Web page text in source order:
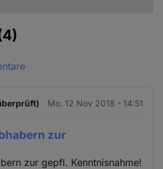
Mo. 12 Nov 2018 - 14:51
zur
zur gepfl. Kenntnisnahme!